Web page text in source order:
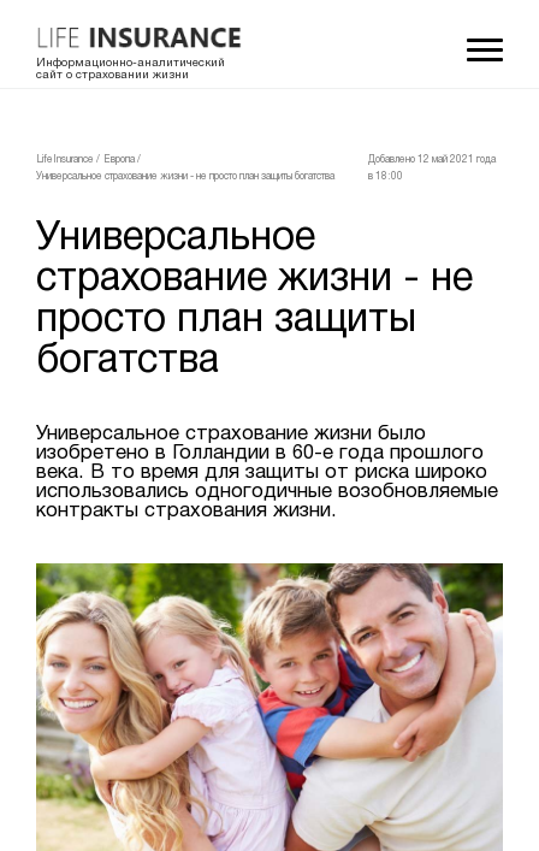
Информационно-аналитический
сайт о страховании жизни
LifeInsurance / Европа /
Универсальное страхование жизни - не просто план защиты богатства
Добавлено 12 май 2021 года
в 18:00
Универсальное
страхование жизни - не
просто план защиты
богатства
Универсальное страхование жизни было
изобретено в Голландии в 60-е года прошлого
века. В то время для защиты от риска широко
использовались одногодичные возобновляемые
контракты страхования жизни.